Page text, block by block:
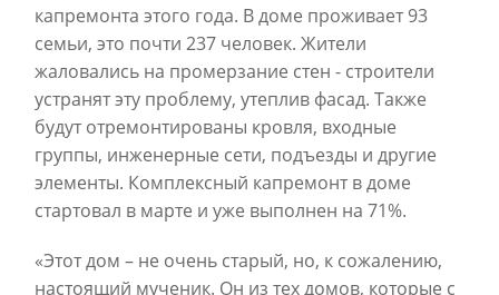
капремонта этого года. В доме проживает 93
семьи, это почти 237 человек. Жители
жаловались на промерзание стен - строители
устранят эту проблему, утеплив фасад. Также
будут отремонтированы кровля, входные
группы, инженерные сети, подъезды и другие
элементы. Комплексный капремонт в доме
стартовал в марте и уже выполнен на 71%.
«Этот дом – не очень старый, но, к сожалению,
настоящий мученик. Он из тех домов, которые с